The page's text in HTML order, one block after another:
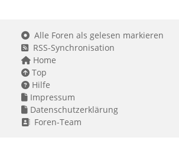
Alle Foren als gelesen markieren
RSS-Synchronisation
Home
Top
Hilfe
Impressum
Datenschutzerklärung
Foren-Team